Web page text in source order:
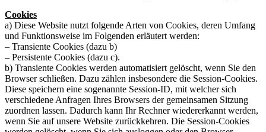
Cookies
a) Diese Website nutzt folgende Arten von Cookies, deren Umfang
und Funktionsweise im Folgenden erläutert werden:
– Transiente Cookies (dazu b)
– Persistente Cookies (dazu c).
b) Transiente Cookies werden automatisiert gelöscht, wenn Sie den
Browser schließen. Dazu zählen insbesondere die Session-Cookies.
Diese speichern eine sogenannte Session-ID, mit welcher sich
verschiedene Anfragen Ihres Browsers der gemeinsamen Sitzung
zuordnen lassen. Dadurch kann Ihr Rechner wiedererkannt werden,
wenn Sie auf unsere Website zurückkehren. Die Session-Cookies